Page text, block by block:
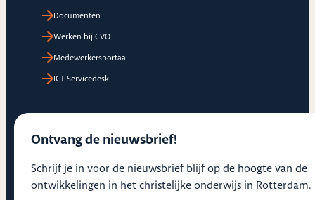
Documenten
Werken bij CVO
Medewerkersportaal
ICT Servicedesk
Ontvang de nieuwsbrief!
Schrijf je in voor de nieuwsbrief blijf op de hoogte van de
ontwikkelingen in het christelijke onderwijs in Rotterdam.